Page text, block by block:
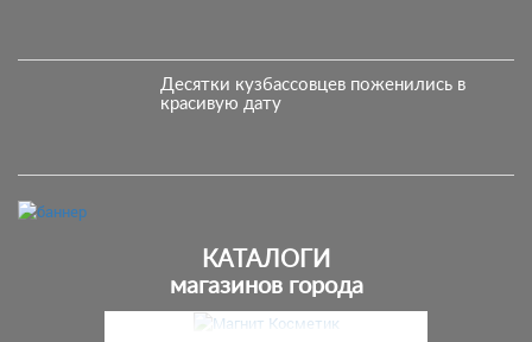
Десятки кузбассовцев поженились в
красивую дату
КАТАЛОГИ
магазинов города